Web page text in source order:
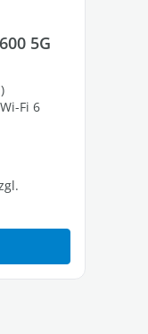
5G
Fi 6